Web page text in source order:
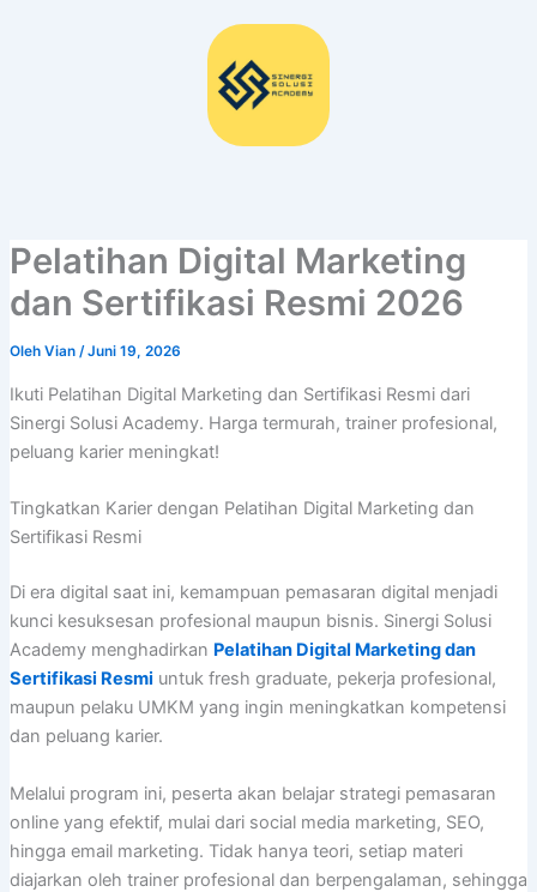
Pelatihan Digital Marketing
dan Sertifikasi Resmi 2026
Oleh Vian /Juni 19, 2026
Ikuti Pelatihan Digital Marketing dan Sertifikasi Resmi dari
Sinergi Solusi Academy. Harga termurah, trainer profesional,
peluang karier meningkat!
Tingkatkan Karier dengan Pelatihan Digital Marketing dan
Sertifikasi Resmi
Di era digital saat ini, kemampuan pemasaran digital menjadi
kunci kesuksesan profesional maupun bisnis. Sinergi Solusi
Academy menghadirkan Pelatihan Digital Marketing dan
Sertifikasi Resmi untuk fresh graduate, pekerja profesional,
maupun pelaku UMKM yang ingin meningkatkan kompetensi
dan peluang karier.
Melalui program ini, peserta akan belajar strategi pemasaran
online yang efektif, mulai dari social media marketing, SEO,
hingga email marketing. Tidak hanya teori, setiap materi
diajarkan oleh trainer profesional dan berpengalaman, sehingga